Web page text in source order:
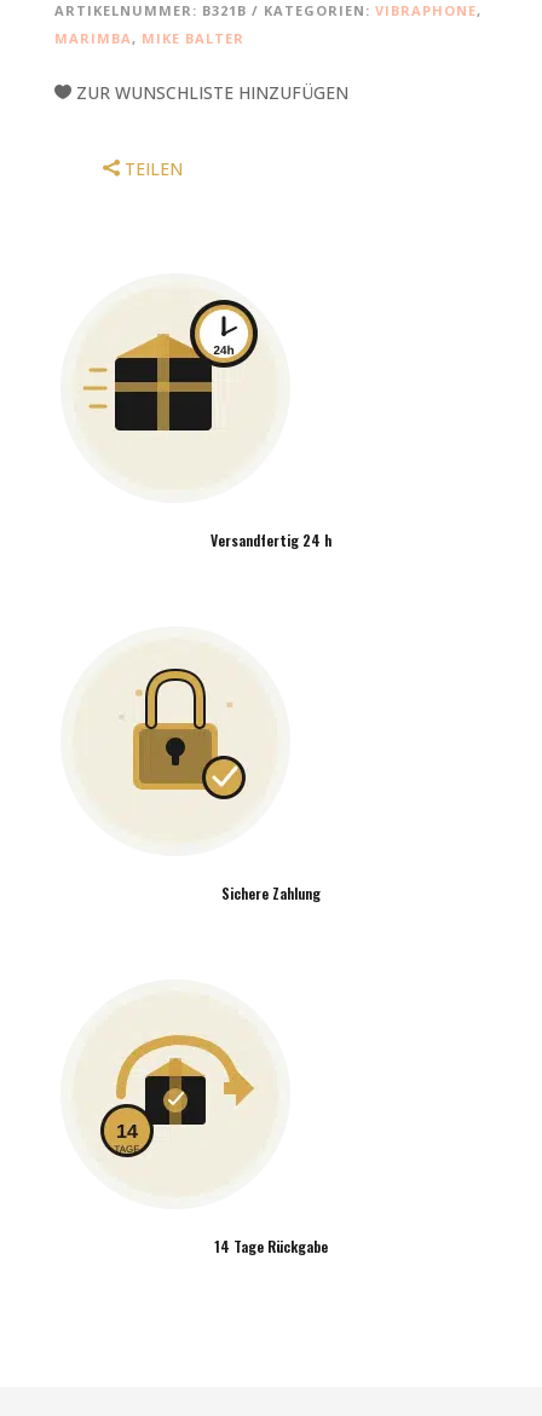
MALLETS
ARTIKELNUMMER: B321B KATEGORIEN: VIBRAPHONE,
MARIMBA, MIKE BALTER
ZUR WUNSCHLISTE HINZUFÜGEN
TEILEN
Versandfertig 24 h
Sichere Zahlung
14 Tage Rückgabe